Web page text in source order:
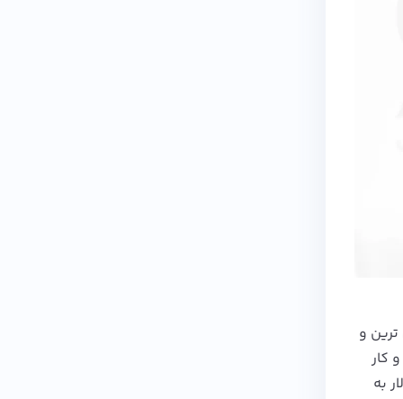
و
کار
تراکنشی در نظر گرفته نمی شود. دریافت این حساب هزینه ای برابر با 50 دلار به